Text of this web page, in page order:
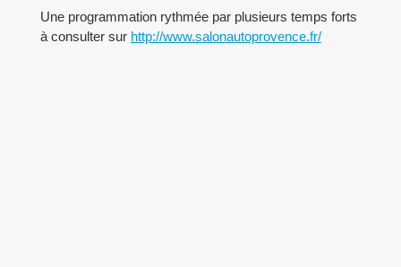
Une programmation rythmée par plusieurs temps forts
à consulter sur http://www.salonautoprovence.fr/